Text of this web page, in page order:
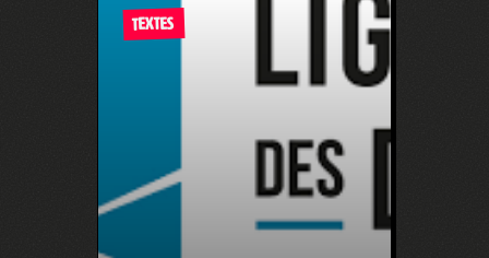
TEXTES